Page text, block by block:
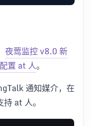
夜莺监控 v8.0 新
置 at 人。
通知媒介，在
at 人。